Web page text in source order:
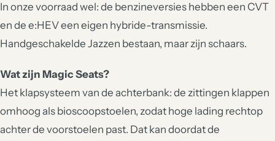
In onze voorraad wel: de benzineversies hebben een CVT
en de e:HEV een eigen hybride-transmissie.
Handgeschakelde Jazzen bestaan, maar zijn schaars.
Wat zijn Magic Seats?
Het klapsysteem van de achterbank: de zittingen klappen
omhoog als bioscoopstoelen, zodat hoge lading rechtop
achter de voorstoelen past. Dat kan doordat de